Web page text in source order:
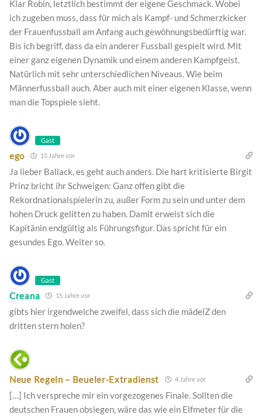
Klar Robin, letztlich bestimmt der eigene Geschmack. Wobei
ich zugeben muss, dass für mich als Kampf- und Schmerzkicker
der Frauenfussball am Anfang auch gewöhnungsbedürftig war.
Bis ich begriff, dass da ein anderer Fussball gespielt wird. Mit
einer ganz eigenen Dynamik und einem anderen Kampfgeist.
Natürlich mit sehr unterschiedlichen Niveaus. Wie beim
Männerfussball auch. Aber auch mit einer eigenen Klasse, wenn
man die Topspiele sieht.
Gast
ego 15 Jahre vor
Ja lieber Ballack, es geht auch anders. Die hart kritisierte Birgit
Prinz bricht ihr Schweigen: Ganz offen gibt die
Rekordnationalspielerin zu, außer Form zu sein und unter dem
hohen Druck gelitten zu haben. Damit erweist sich die
Kapitänin endgültig als Führungsfigur. Das spricht für ein
gesundes Ego. Weiter so.
Gast
Creana 15 Jahre vor
gibts hier irgendwelche zweifel, dass sich die mädelZ den
dritten stern holen?
Neue Regeln – Beueler-Extradienst 4 Jahre vor
[…] Ich verspreche mir ein vorgezogenes Finale. Sollten die
deutschen Frauen obsiegen, wäre das wie ein Elfmeter für die